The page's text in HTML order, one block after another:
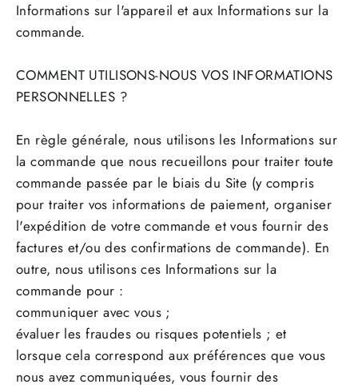
Informations sur l'appareil et aux Informations sur la
commande.
COMMENT UTILISONS-NOUS VOS INFORMATIONS
PERSONNELLES ?
En règle générale, nous utilisons les Informations sur
la commande que nous recueillons pour traiter toute
commande passée par le biais du Site (y compris
pour traiter vos informations de paiement, organiser
l'expédition de votre commande et vous fournir des
factures et/ou des confirmations de commande). En
outre, nous utilisons ces Informations sur la
commande pour :
communiquer avec vous ;
évaluer les fraudes ou risques potentiels ; et
lorsque cela correspond aux préférences que vous
nous avez communiquées, vous fournir des